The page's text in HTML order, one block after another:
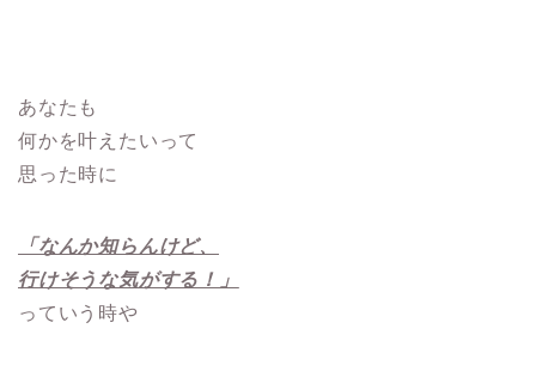
あなたも
何かを叶えたいって
思った時に
「なんか知らんけど、
行けそうな気がする！」
っていう時や